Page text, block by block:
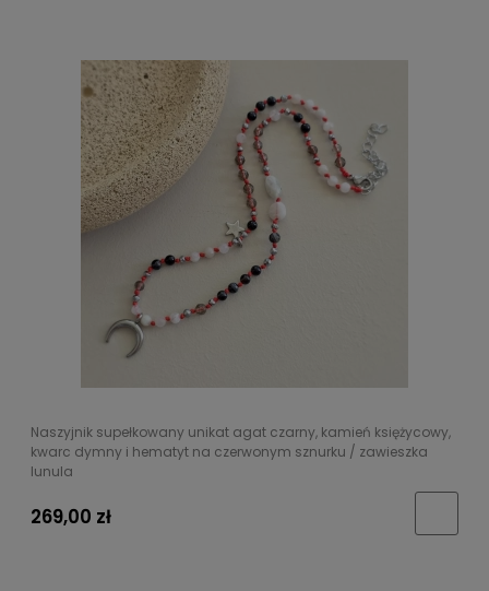
Naszyjnik supełkowany unikat agat czarny, kamień księżycowy,
kwarc dymny i hematyt na czerwonym sznurku / zawieszka
lunula
269,00 zł